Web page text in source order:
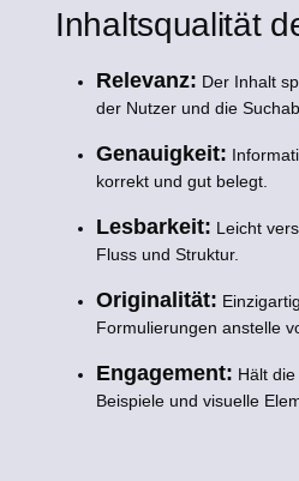
Inhaltsqualität
Relevanz: Der Inhalt
der Nutzer und die
Genauigkeit:
korrekt und gut belegt.
Lesbarkeit: Leicht
Fluss und Struktur.
Originalität:
Formulierungen anstelle
Engagement: Hält die
Beispiele und visuelle